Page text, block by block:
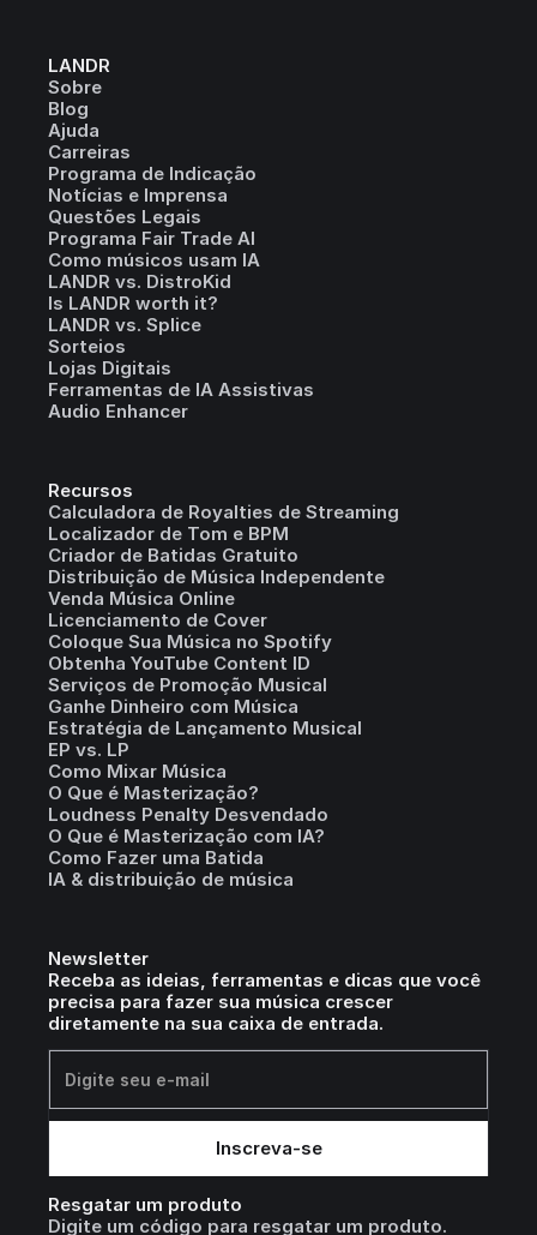
LANDR
Sobre
Blog
Ajuda
Carreiras
Programa de Indicação
Notícias e Imprensa
Questões Legais
Programa Fair Trade AI
Como músicos usam IA
LANDR vs. DistroKid
Is LANDR worth it?
LANDR vs. Splice
Sorteios
Lojas Digitais
Ferramentas de IA Assistivas
Audio Enhancer
Recursos
Calculadora de Royalties de Streaming
Localizador de Tom e BPM
Criador de Batidas Gratuito
Distribuição de Música Independente
Venda Música Online
Licenciamento de Cover
Coloque Sua Música no Spotify
Obtenha YouTube Content ID
Serviços de Promoção Musical
Ganhe Dinheiro com Música
Estratégia de Lançamento Musical
EP vs. LP
Como Mixar Música
O Que é Masterização?
Loudness Penalty Desvendado
O Que é Masterização com IA?
Como Fazer uma Batida
IA & distribuição de música
Newsletter
Receba as ideias, ferramentas e dicas que você
precisa para fazer sua música crescer
diretamente na sua caixa de entrada.
Resgatar um produto
Digite um código para resgatar um produto.